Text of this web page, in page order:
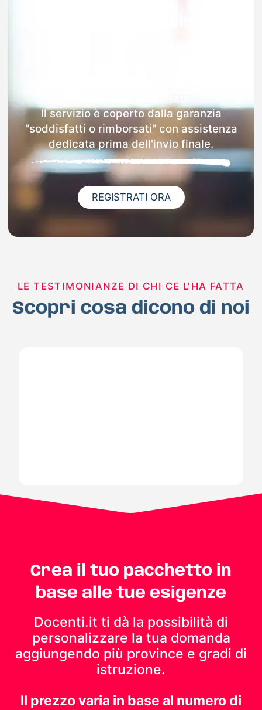
Il servizio è coperto dalla garanzia
"soddisfatti o rimborsati" con assistenza
dedicata prima dell'invio finale.
REGISTRATI ORA
LE TESTIMONIANZE DI CHI CE L'HA FATTA
Scopri cosa dicono di noi
Crea il tuo pacchetto in
base alle tue esigenze
Docenti.it ti dà la possibilità di
personalizzare la tua domanda
aggiungendo più province e gradi di
istruzione.
Il prezzo varia in base al numero di